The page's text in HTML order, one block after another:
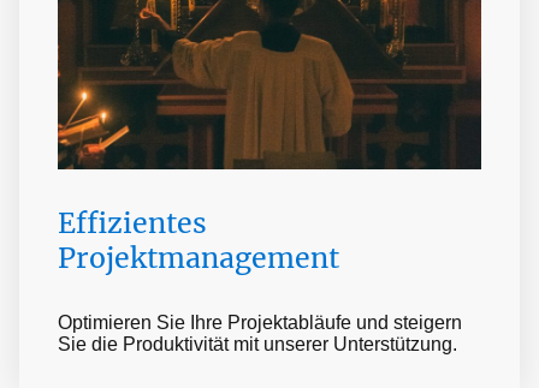
Effizientes
Projektmanagement
Optimieren Sie Ihre Projektabläufe und steigern
Sie die Produktivität mit unserer Unterstützung.